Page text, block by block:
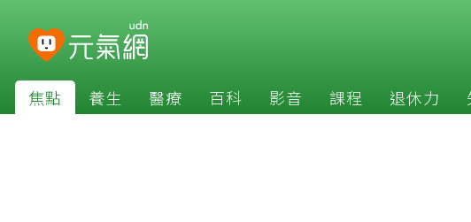
焦點 養生 醫療 百科 影音 課程 退休力